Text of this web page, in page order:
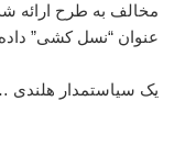
مخالف به طرح ارائه
عنوان “نسل کشی”
یک سیاستمدار هلندی